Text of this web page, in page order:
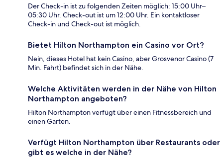
Der Check-in ist zu folgenden Zeiten möglich: 15:00 Uhr–
05:30 Uhr. Check-out ist um 12:00 Uhr. Ein kontaktloser
Check-in und Check-out ist möglich.
Bietet Hilton Northampton ein Casino vor Ort?
Nein, dieses Hotel hat kein Casino, aber Grosvenor Casino (7
Min. Fahrt) befindet sich in der Nähe.
Welche Aktivitäten werden in der Nähe von Hilton
Northampton angeboten?
Hilton Northampton verfügt über einen Fitnessbereich und
einen Garten.
Verfügt Hilton Northampton über Restaurants oder
gibt es welche in der Nähe?